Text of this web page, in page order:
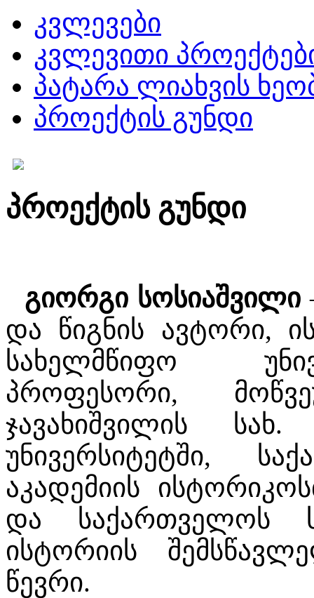
კვლევები
კვლევითი
პატარა ლიახვის
პროექტის გუნდი
პროექტის გუნდი
გიორგი სოსიაშვილი
და წიგნის ავტორი,
სახელმწიფო
პროფესორი,
ჯავახიშვილის
უნივერსიტეტში,
აკადემიის
და საქართველოს
ისტორიის
წევრი.